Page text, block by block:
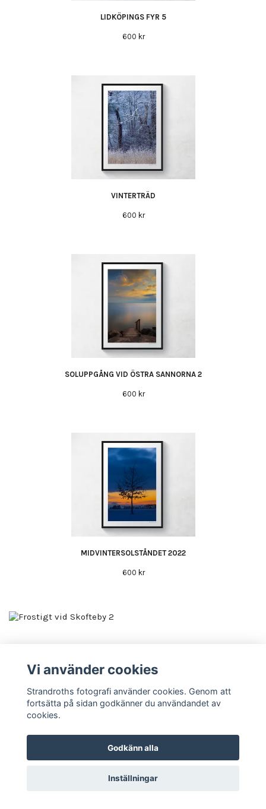
LIDKÖPINGS FYR 5
600 kr
VINTERTRÄD
600 kr
SOLUPPGÅNG VID ÖSTRA SANNORNA 2
600 kr
MIDVINTERSOLSTÅNDET 2022
600 kr
600 kr
Vi använder cookies
Strandroths fotografi använder cookies. Genom att
fortsätta på sidan godkänner du användandet av
cookies.
Godkänn alla
Inställningar